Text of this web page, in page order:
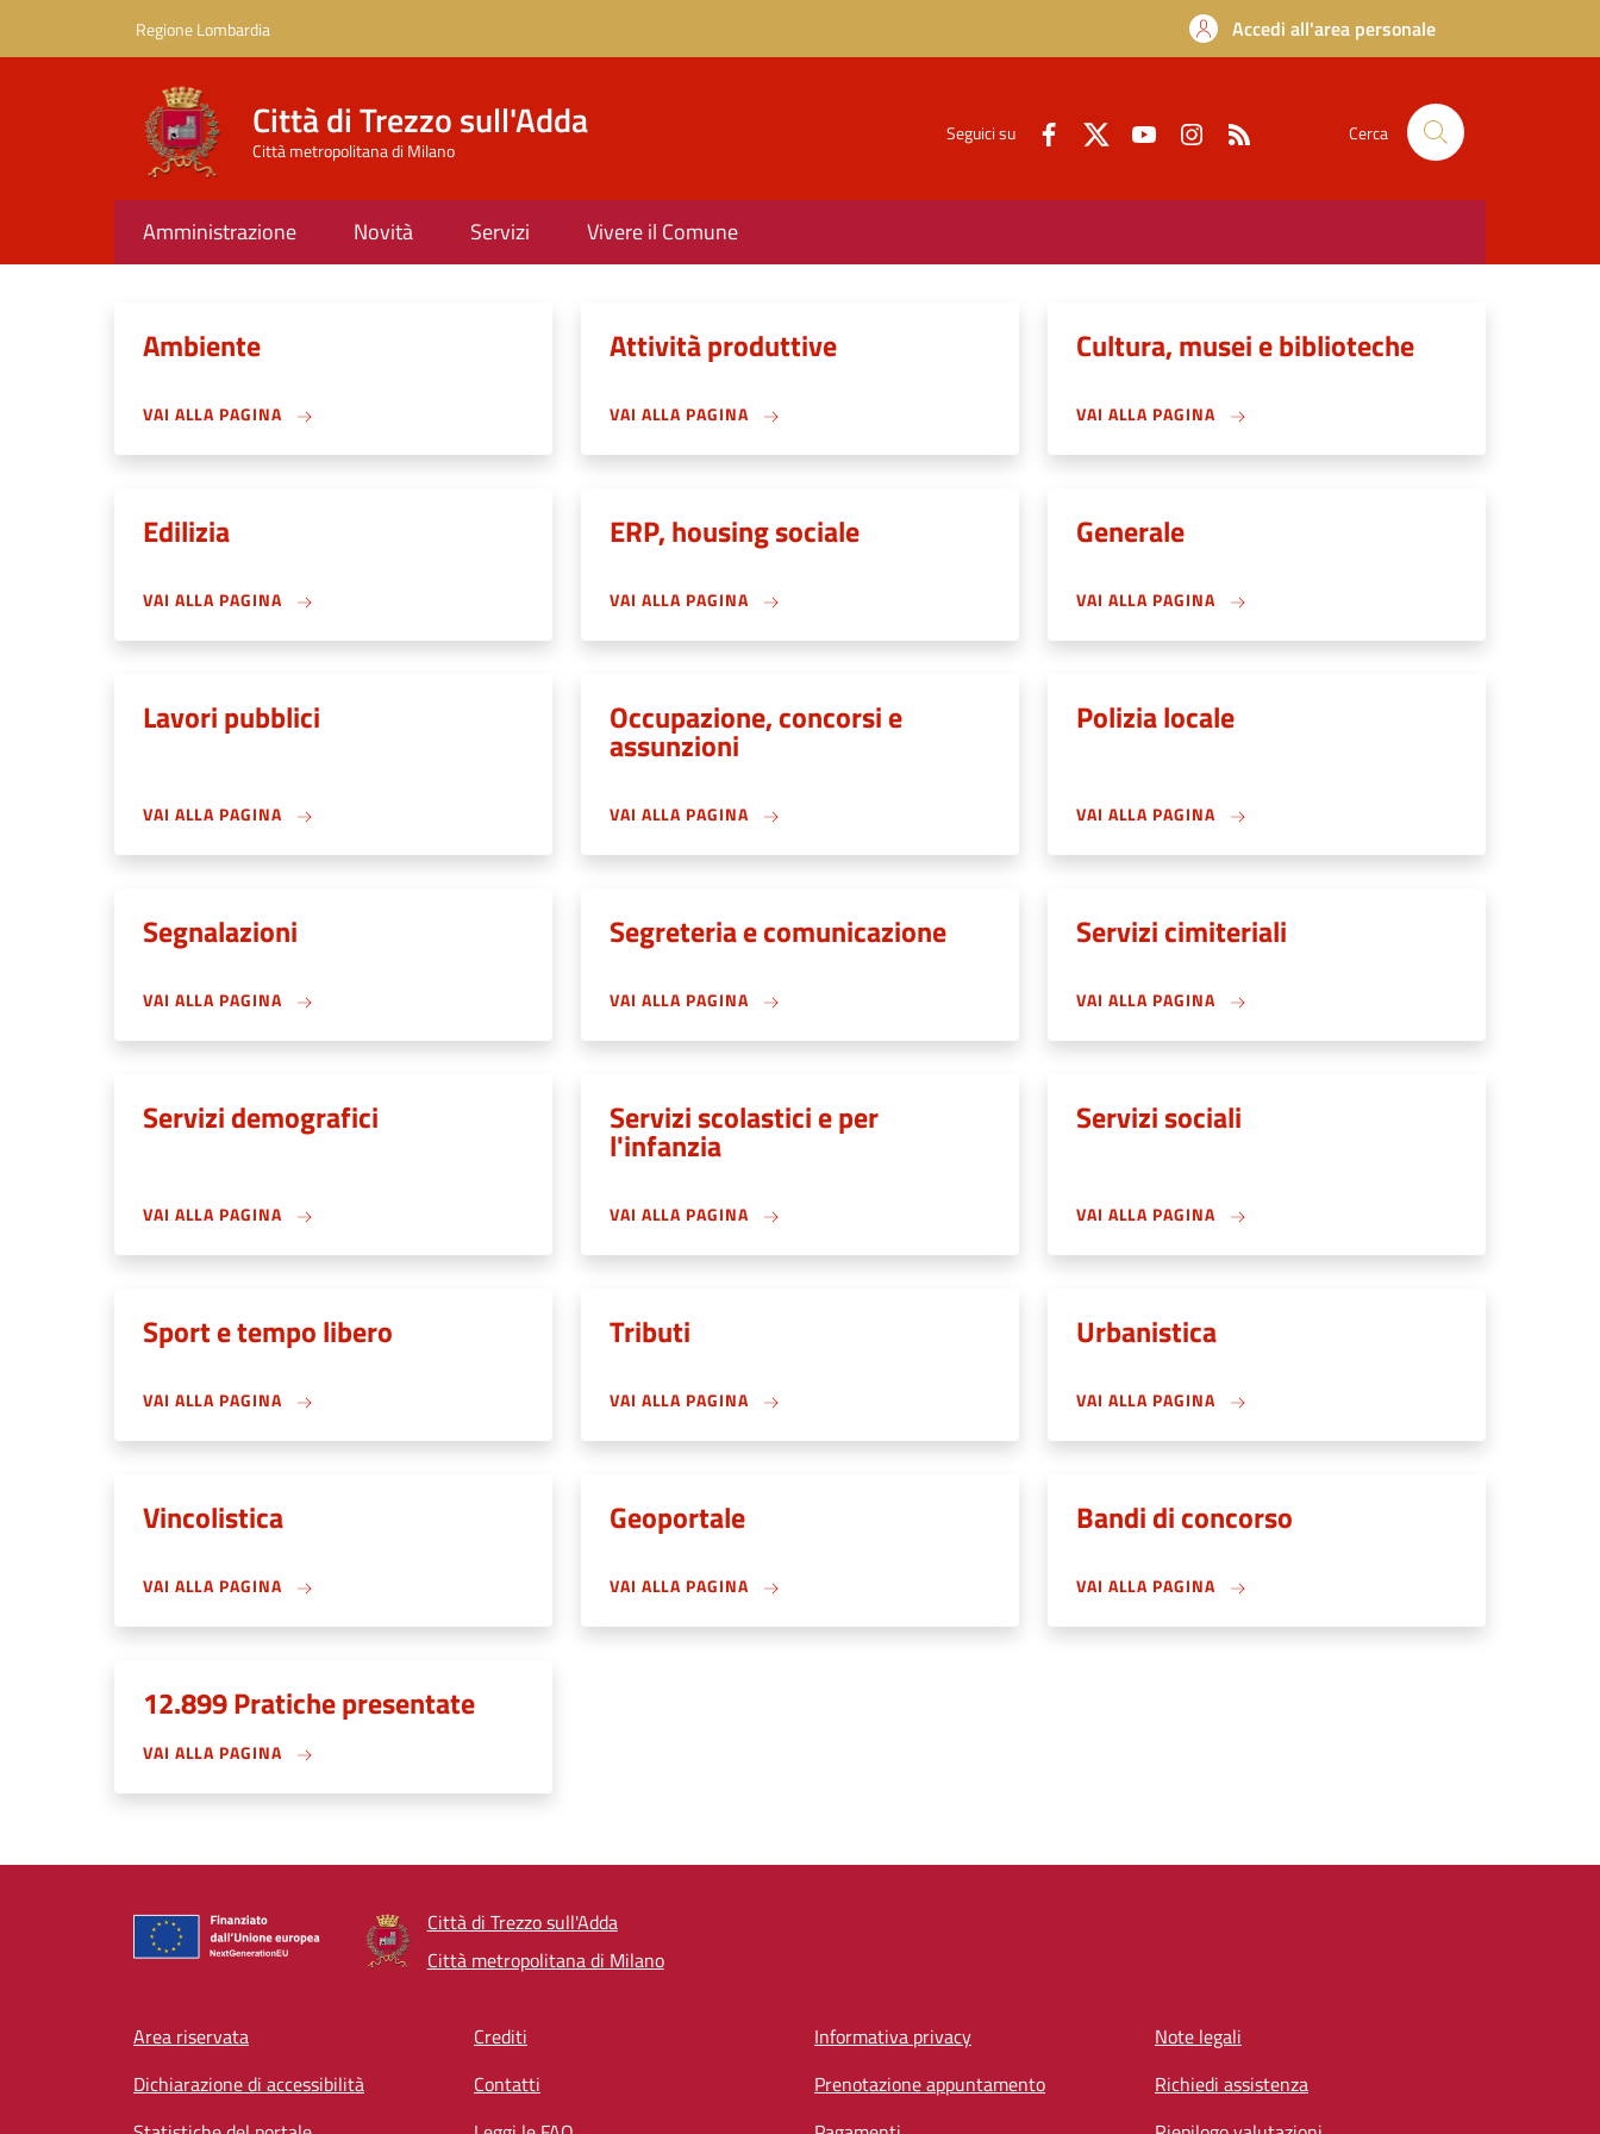
Regione Lombardia Accedi all'area personale
Città di Trezzo sull'Adda
Città metropolitana di Milano
Seguici su Cerca
Amministrazione Novità Servizi Vivere il Comune
Ambiente
VAI ALLA PAGINA
Attività produttive
VAI ALLA PAGINA
Cultura, musei e biblioteche
VAI ALLA PAGINA
Edilizia
VAI ALLA PAGINA
ERP, housing sociale
VAI ALLA PAGINA
Generale
VAI ALLA PAGINA
Lavori pubblici
VAI ALLA PAGINA
Occupazione, concorsi e
assunzioni
VAI ALLA PAGINA
Polizia locale
VAI ALLA PAGINA
Segnalazioni
VAI ALLA PAGINA
Segreteria e comunicazione
VAI ALLA PAGINA
Servizi cimiteriali
VAI ALLA PAGINA
Servizi demografici
VAI ALLA PAGINA
Servizi scolastici e per
l'infanzia
VAI ALLA PAGINA
Servizi sociali
VAI ALLA PAGINA
Sport e tempo libero
VAI ALLA PAGINA
Tributi
VAI ALLA PAGINA
Urbanistica
VAI ALLA PAGINA
Vincolistica
VAI ALLA PAGINA
Geoportale
VAI ALLA PAGINA
Bandi di concorso
VAI ALLA PAGINA
12.899 Pratiche presentate
VAI ALLA PAGINA
Città di Trezzo sull'Adda
Città metropolitana di Milano
Footer menu
Area riservata Crediti Informativa privacy
Note legali
Dichiarazione di accessibilità
Contatti Prenotazione appuntamento
Richiedi assistenza